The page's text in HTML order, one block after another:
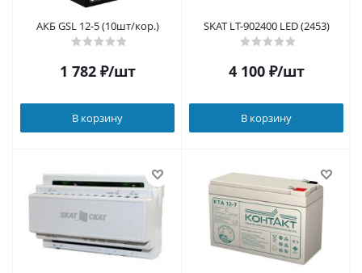
АКБ GSL 12-5 (10шт/кор.)
1 782₽/шт
В корзину
SKAT LT-902400 LED (2453)
4 100₽/шт
В корзину